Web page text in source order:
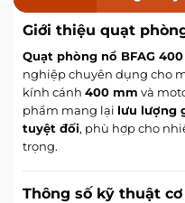
Giới thiệu quạt
Quạt phòng nổ BFAG 400
nghiệp chuyên dụng cho
kính cánh 400 mm và
phẩm mang lại lưu lượng
tuyệt đối, phù hợp cho
trọng.
Thông số kỹ thuật cơ